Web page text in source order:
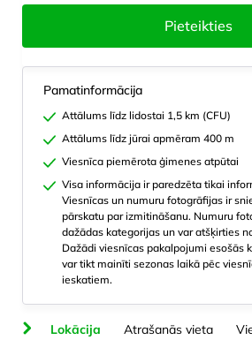
Pieteikties
Pamatinformācija
Attālums līdz lidostai 1,5 km (CFU)
Attālums līdz jūrai apmēram 400 m
Viesnīca piemērota ģimenes atpūtai
Visa informācija ir paredzēta tikai
Viesnīcas un numuru fotogrāfijas ir
pārskatu par izmitināšanu. Numuru
dažādas kategorijas un var atšķirties
Dažādi viesnīcas pakalpojumi esošās
var tikt mainīti sezonas laikā pēc
ieskatiem.
Lokācija Atrašanās vieta